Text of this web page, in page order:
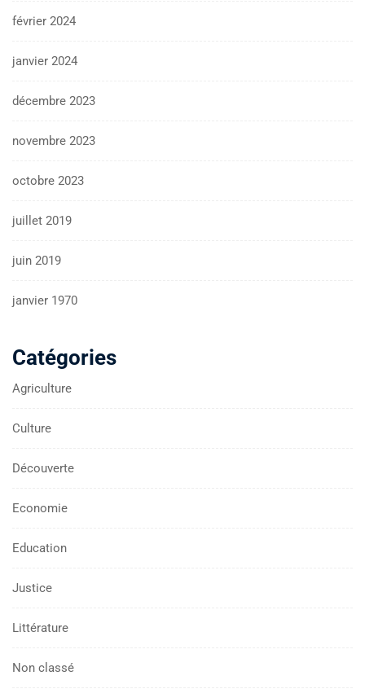
février 2024
janvier 2024
décembre 2023
novembre 2023
octobre 2023
juillet 2019
juin 2019
janvier 1970
Catégories
Agriculture
Culture
Découverte
Economie
Education
Justice
Littérature
Non classé